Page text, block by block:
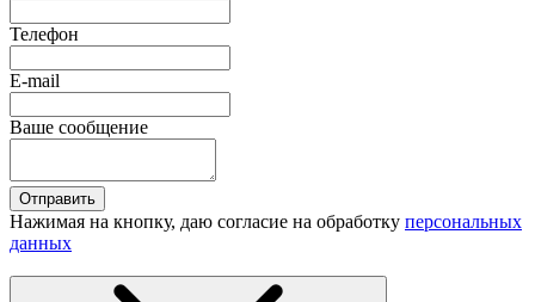
Телефон
E-mail
Ваше сообщение
Отправить
Нажимая на кнопку, даю согласие на обработку персональных
данных